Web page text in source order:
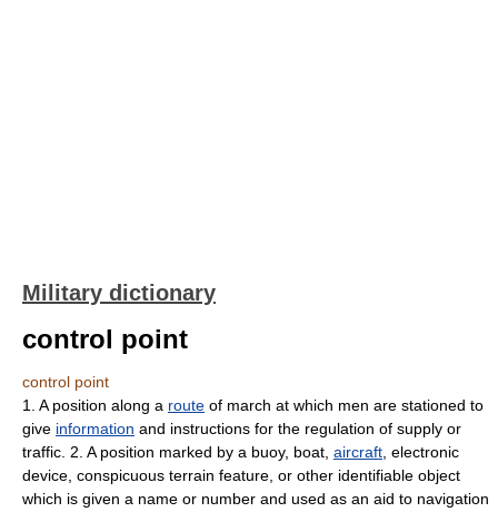
Military dictionary
control point
control point
1. A position along a route of march at which men are stationed to
give information and instructions for the regulation of supply or
traffic. 2. A position marked by a buoy, boat, aircraft , electronic
device, conspicuous terrain feature, or other identifiable object
which is given a name or number and used as an aid to navigation